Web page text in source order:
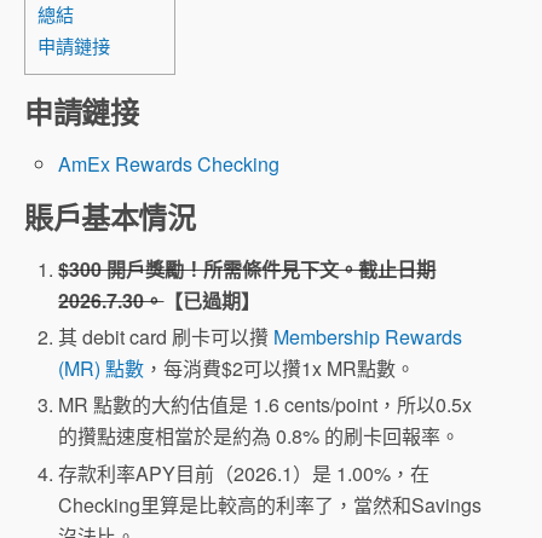
總結
申請鏈接
申請鏈接
AmEx Rewards Checking
賬戶基本情況
$300 開戶獎勵！所需條件見下文。截止日期
2026.7.30。【已過期】
其 debit card 刷卡可以攢 Membership Rewards
(MR) 點數 ，每消費$2可以攢1x MR點數。
MR 點數的大約估值是 1.6 cents/point，所以0.5x
的攢點速度相當於是約為 0.8% 的刷卡回報率。
存款利率APY目前（2026.1）是 1.00%，在
Checking里算是比較高的利率了，當然和Savings